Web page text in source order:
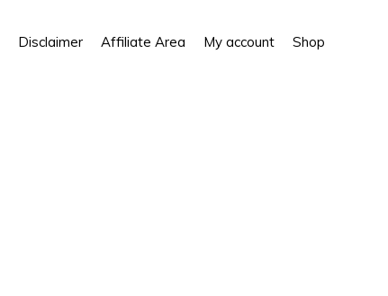
Disclaimer Affiliate Area My account Shop